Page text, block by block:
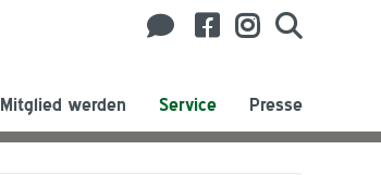
Mitglied werden Service Presse